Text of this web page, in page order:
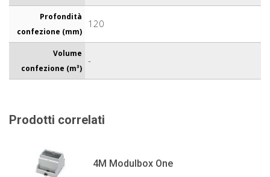
Profondità
confezione (mm)
120
Volume
confezione (m³)
-
Prodotti correlati
4M Modulbox One